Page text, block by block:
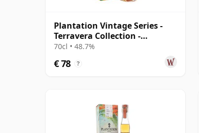
Plantation Vintage Series -
Terravera Collection -
Barbados 2007 16 jaar oud
70cl • 48.7%
€ 78 ?